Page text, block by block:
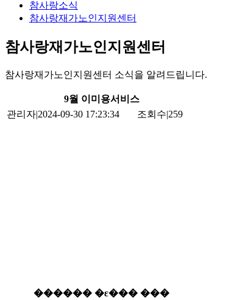
참사랑소식
참사랑재가노인지원센터
참사랑재가노인지원센터
참사랑재가노인지원센터 소식을 알려드립니다.
9월 이미용서비스
관리자|2024-09-30 17:23:34 조회수|259